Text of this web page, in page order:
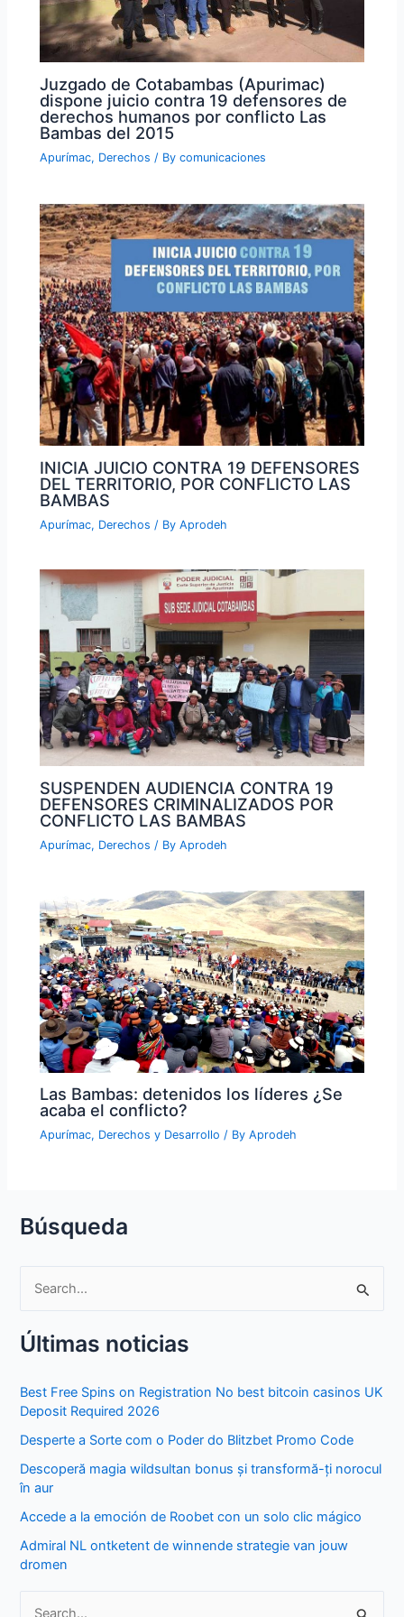
Juzgado de Cotabambas (Apurimac)
dispone juicio contra 19 defensores de
derechos humanos por conflicto Las
Bambas del 2015
Apurímac, Derechos / Bycomunicaciones
INICIA JUICIO CONTRA 19 DEFENSORES
DEL TERRITORIO, POR CONFLICTO LAS
BAMBAS
Apurímac, Derechos / ByAprodeh
SUSPENDEN AUDIENCIA CONTRA 19
DEFENSORES CRIMINALIZADOS POR
CONFLICTO LAS BAMBAS
Apurímac, Derechos / ByAprodeh
Las Bambas: detenidos los líderes ¿Se
acaba el conflicto?
Apurímac, Derechos y Desarrollo / ByAprodeh
Búsqueda
a
c
f
o
Últimas noticias
Best Free Spins on Registration No best bitcoin casinos UK
Deposit Required 2026
Desperte a Sorte com o Poder do Blitzbet Promo Code
Descoperă magia wildsultan bonus și transformă-ți norocul
în aur
Accede a la emoción de Roobet con un solo clic mágico
Admiral NL ontketent de winnende strategie van jouw
dromen